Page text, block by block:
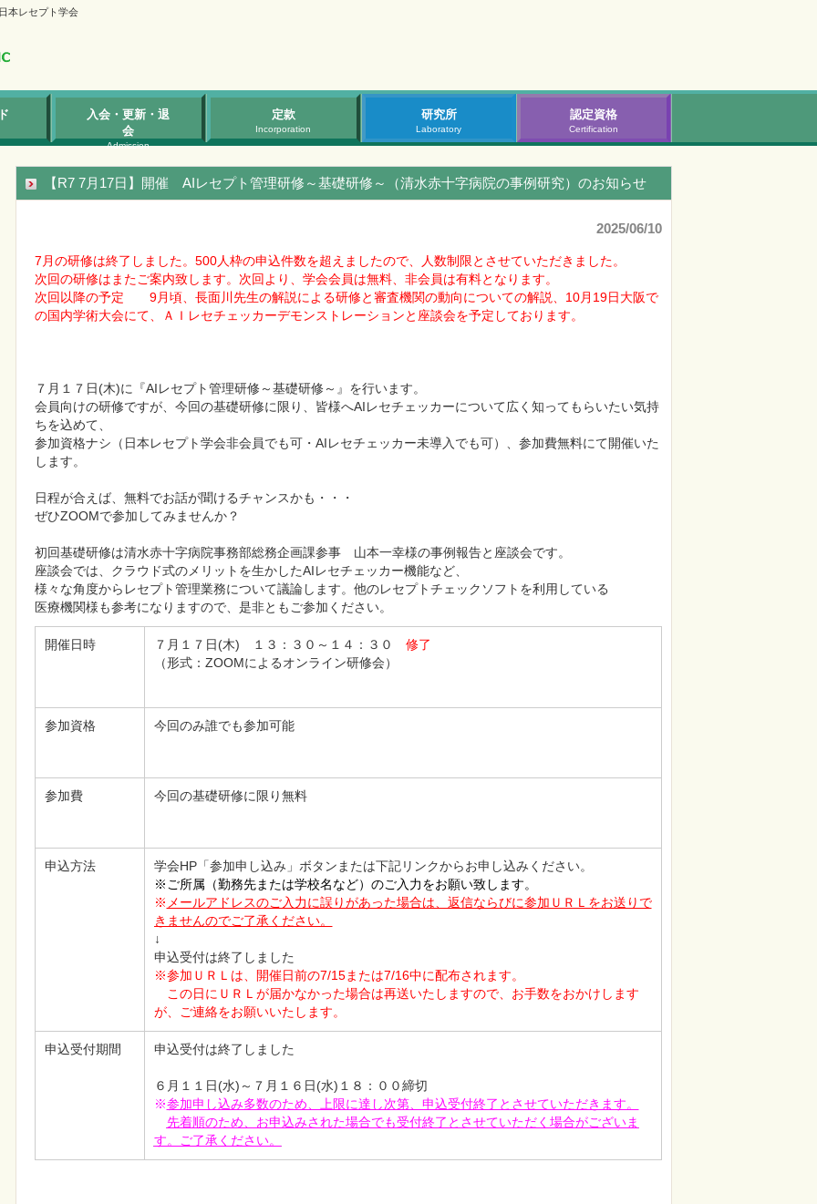
本レセプト学会
入会・更新・退
会
Admission
定款
Incorporation
研究所
Laboratory
認定資格
Certification
【R7 7月17日】開催 AIレセプト管理研修～基礎研修～（清水赤十字病院の事例研究）のお知らせ
2025/06/10
7月の研修は終了しました。500人枠の申込件数を超えましたので、人数制限とさせていただきました。
次回の研修はまたご案内致します。次回より、学会会員は無料、非会員は有料となります。
次回以降の予定　　9月頃、長面川先生の解説による研修と審査機関の動向についての解説、10月19日大阪で
７月１７日(木)に『AIレセプト管理研修～基礎研修～』を行います。
会員向けの研修ですが、今回の基礎研修に限り、皆様へAIレセチェッカーについて広く知ってもらいたい気持
ちを込めて、
参加資格ナシ（日本レセプト学会非会員でも可・AIレセチェッカー未導入でも可）、参加費無料にて開催いた
します。
日程が合えば、無料でお話が聞けるチャンスかも・・・
ぜひZOOMで参加してみませんか？
初回基礎研修は清水赤十字病院事務部総務企画課参事　山本一幸様の事例報告と座談会です。
座談会では、クラウド式のメリットを生かしたAIレセチェッカー機能など、
様々な角度からレセプト管理業務について議論します。他のレセプトチェックソフトを利用している
医療機関様も参考になりますので、是非ともご参加ください。
開催日時 ７月１７日(木)　１３：３０～１４：３０ 修了
（形式：ZOOMによるオンライン研修会）
参加資格 今回のみ誰でも参加可能
参加費 今回の基礎研修に限り無料
申込方法
学会HP「参加申し込み」ボタンまたは下記リンクからお申し込みください。
※ご所属（勤務先または学校名など）のご入力をお願い致します。
※ メールアドレスのご入力に誤りがあった場合は、返信ならびに参加ＵＲＬをお送りで
きませんのでご了承ください。
↓
申込受付は終了しました
この日にＵＲＬが届かなかった場合は再送いたしますので、 お手数をおかけします
が、ご連絡をお願いいたします。
申込受付期間 申込受付は終了しました
※参加申し込み多数のため、上限に達し次第、申込受付終了とさせていただきます。
先着順のため、お申込みされた場合でも受付終了とさせていただく場合がございま
す。ご了承ください。